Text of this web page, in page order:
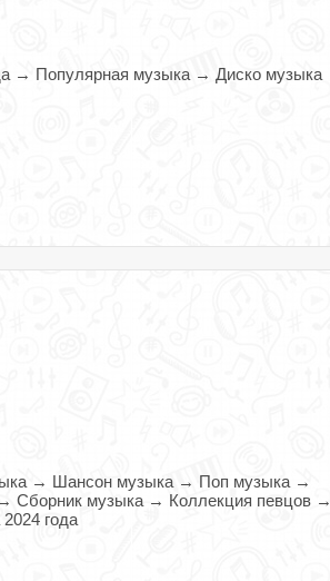
→ Популярная музыка → Диско музыка
→ Шансон музыка → Поп музыка →
Сборник музыка → Коллекция певцов →
года